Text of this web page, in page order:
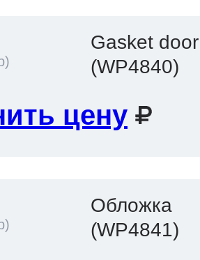
Gasket door
(WP4840)
цену
Обложка
(WP4841)